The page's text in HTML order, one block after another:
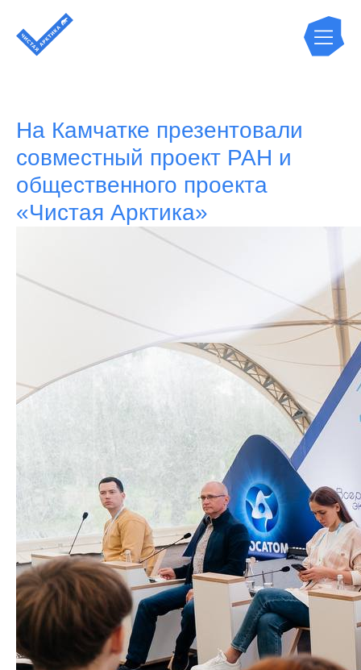
На Камчатке презентовали
совместный проект РАН и
общественного проекта
«Чистая Арктика»